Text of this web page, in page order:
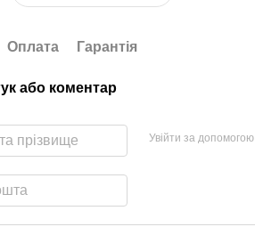
Оплата Гарантія
або коментар
Увійти за допомогою